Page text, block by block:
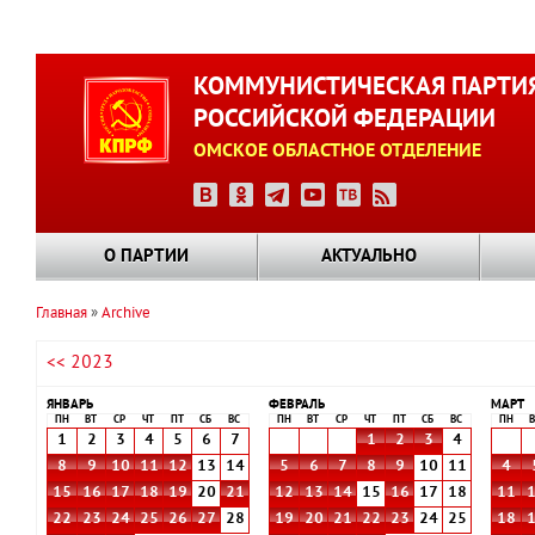
КОММУНИСТИЧЕСКАЯ
РОССИЙСКОЙ ФЕДЕРАЦИИ
ОМСКОЕ ОБЛАСТНОЕ ОТДЕЛЕНИЕ
О ПАРТИИ АКТУАЛЬНО
навигации
Главная Archive
<< 2023
ЯНВАРЬ
ПН ВТ СР ЧТ СБ ВС
1 2 3 4 5 6
7
8
9 10 11 12 13
14
15
16 17 18 19 20
21
22
23 24 25 26 27
28
ФЕВРАЛЬ
ПН ВТ СР ЧТ СБ ВС
1 2 3
4
5
6 7 8 9 10
11
12
13 14 15 16 17
18
19
20 21 22 23 24
25
МАРТ
ПН
4
11
18